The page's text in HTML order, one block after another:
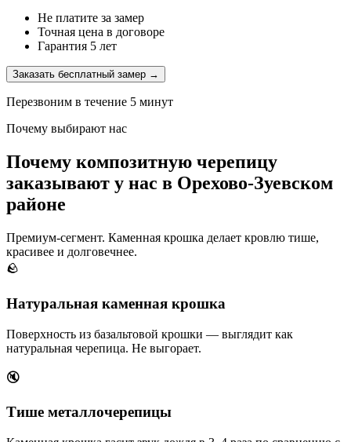
Не платите за замер
Точная цена в договоре
Гарантия 5 лет
Заказать бесплатный замер →
Перезвоним в течение 5 минут
Почему выбирают нас
Почему композитную черепицу
заказывают у нас в Орехово-Зуевском
районе
Премиум-сегмент. Каменная крошка делает кровлю тише,
красивее и долговечнее.
🪨
Натуральная каменная крошка
Поверхность из базальтовой крошки — выглядит как
натуральная черепица. Не выгорает.
🔇
Тише металлочерепицы